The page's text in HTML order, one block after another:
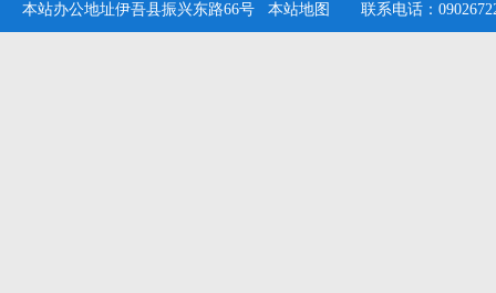
本站办公地址伊吾县振兴东路66号 本站地图 联系电话：